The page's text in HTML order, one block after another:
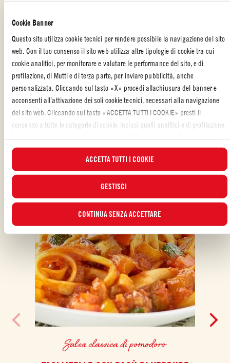
Cookie Banner
Questo sito utilizza cookie tecnici per rendere possibile la navigazione del sito
web. Con il tuo consenso il sito web utilizza altre tipologie di cookie tra cui
cookie analitici, per monitorare e valutare le performance del sito, e di
profilazione, di Mutti e di terza parte, per inviare pubblicità, anche
personalizzata. Cliccando sul tasto «X» procedi allachiusura del banner e
acconsenti all’attivazione dei soli cookie tecnici, necessari alla navigazione
del sito web. Cliccando sul tasto «ACCETTA TUTTI I COOKIE» presti il
consenso a tutte le categorie di cookie, inclusi quelli analitici e di profilazione.
visualizzare l’elenco aggiornato dei cookie attraverso il pulsante “GESTISCI”.
Per maggiori informazioni, ti invitiamo a leggere la nostra
ACCETTA TUTTI I COOKIE
GESTISCI
CONTINUA SENZA ACCETTARE
CONDIVIDILA CON I TUOI AMICI
ALTRE RICETTE REALIZZATE CON
Salsa classica di pomodoro